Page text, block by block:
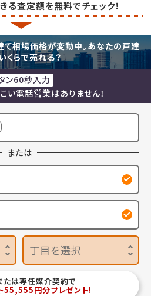
る査定額を無料でチェック！
相場価格が変動中。あなたの戸建
くらで売れる？
ン60秒入力
い電話営業はありません！
または
丁目を選択
たは専任媒介契約で
55,555円分プレゼント!